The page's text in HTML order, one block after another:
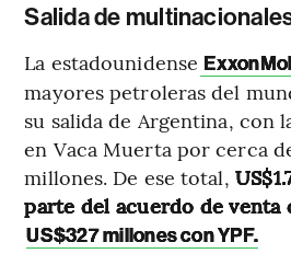
Salida de
La estadounidense
mayores petroleras del
su salida de Argentina, con
en Vaca Muerta por cerca
millones. De ese total,
parte del acuerdo de venta
US$327 millones con YPF.